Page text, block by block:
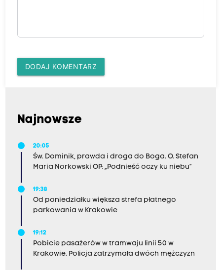
DODAJ KOMENTARZ
Najnowsze
20:05
Św. Dominik, prawda i droga do Boga. O. Stefan
Maria Norkowski OP: „Podnieść oczy ku niebu”
19:38
Od poniedziałku większa strefa płatnego
parkowania w Krakowie
19:12
Pobicie pasażerów w tramwaju linii 50 w
Krakowie. Policja zatrzymała dwóch mężczyzn